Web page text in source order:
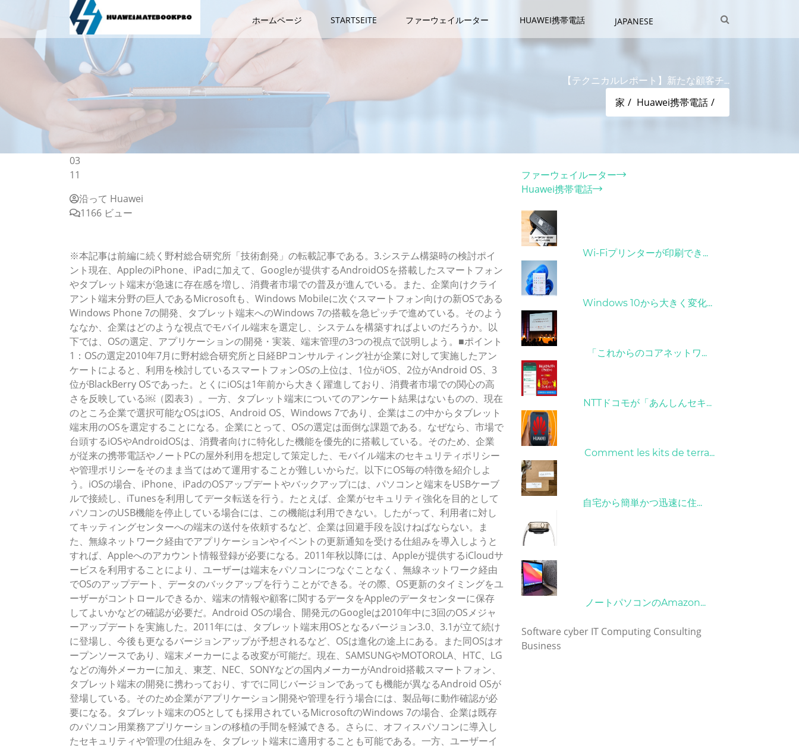
ホームページ STARTSEITE ファーウェイルーター HUAWEI携帯電話 JAPANESE
【テクニカルレポート】新たな顧客チ...
家 Huawei携帯電話
03
11
沿って Huawei
1166 ビュー
※本記事は前編に続く野村総合研究所「技術創発」の転載記事である。3.システム構築時の検討ポイ
ント現在、AppleのiPhone、iPadに加えて、Googleが提供するAndroidOSを搭載したスマートフォン
やタブレット端末が急速に存在感を増し、消費者市場での普及が進んでいる。また、企業向けクライ
アント端末分野の巨人であるMicrosoftも、Windows Mobileに次ぐスマートフォン向けの新OSである
Windows Phone 7の開発、タブレット端末へのWindows 7の搭載を急ピッチで進めている。そのよう
ななか、企業はどのような視点でモバイル端末を選定し、システムを構築すればよいのだろうか。以
下では、OSの選定、アプリケーションの開発・実装、端末管理の3つの視点で説明しよう。■ポイント
1：OSの選定2010年7月に野村総合研究所と日経BPコンサルティング社が企業に対して実施したアン
ケートによると、利用を検討しているスマートフォンOSの上位は、1位がiOS、2位がAndroid OS、3
位がBlackBerry OSであった。とくにiOSは1年前から大きく躍進しており、消費者市場での関心の高
さを反映している￼（図表3）。一方、タブレット端末についてのアンケート結果はないものの、現在
のところ企業で選択可能なOSはiOS、Android OS、Windows 7であり、企業はこの中からタブレット
端末用のOSを選定することになる。企業にとって、OSの選定は面倒な課題である。なぜなら、市場で
台頭するiOSやAndroidOSは、消費者向けに特化した機能を優先的に搭載している。そのため、企業
が従来の携帯電話やノートPCの屋外利用を想定して策定した、モバイル端末のセキュリティポリシー
や管理ポリシーをそのまま当てはめて運用することが難しいからだ。以下にOS毎の特徴を紹介しよ
う。iOSの場合、iPhone、iPadのOSアップデートやバックアップには、パソコンと端末をUSBケーブ
ルで接続し、iTunesを利用してデータ転送を行う。たとえば、企業がセキュリティ強化を目的として
パソコンのUSB機能を停止している場合には、この機能は利用できない。したがって、利用者に対し
てキッティングセンターへの端末の送付を依頼するなど、企業は回避手段を設けねばならない。ま
た、無線ネットワーク経由でアプリケーションやイベントの更新通知を受ける仕組みを導入しようと
すれば、Appleへのアカウント情報登録が必要になる。2011年秋以降には、Appleが提供するiCloudサ
ービスを利用することにより、ユーザーは端末をパソコンにつなぐことなく、無線ネットワーク経由
でOSのアップデート、データのバックアップを行うことができる。その際、OS更新のタイミングをユ
ーザーがコントロールできるか、端末の情報や顧客に関するデータをAppleのデータセンターに保存
してよいかなどの確認が必要だ。Android OSの場合、開発元のGoogleは2010年中に3回のOSメジャ
ーアップデートを実施した。2011年には、タブレット端末用OSとなるバージョン3.0、3.1が立て続け
に登場し、今後も更なるバージョンアップが予想されるなど、OSは進化の途上にある。また同OSはオ
ープンソースであり、端末メーカーによる改変が可能だ。現在、SAMSUNGやMOTOROLA、HTC、LG
などの海外メーカーに加え、東芝、NEC、SONYなどの国内メーカーがAndroid搭載スマートフォン、
タブレット端末の開発に携わっており、すでに同じバージョンであっても機能が異なるAndroid OSが
登場している。そのため企業がアプリケーション開発や管理を行う場合には、製品毎に動作確認が必
要になる。タブレット端末のOSとしても採用されているMicrosoftのWindows 7の場合、企業は既存
のパソコン用業務アプリケーションの移植の手間を軽減できる。さらに、オフィスパソコンに導入し
たセキュリティや管理の仕組みを、タブレット端末に適用することも可能である。一方、ユーザーイ
ファーウェイルーター
Huawei携帯電話
Wi-Fiプリンターが印刷でき...
Windows 10から大きく変化...
「これからのコアネットワ...
NTTドコモが「あんしんセキ...
Comment les kits de terra...
自宅から簡単かつ迅速に住...
ノートパソコンのAmazon...
Software cyber IT Computing Consulting
Business